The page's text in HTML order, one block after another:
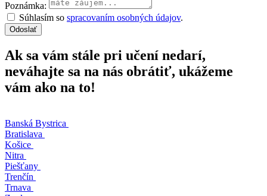
Poznámka:
Súhlasím so spracovaním osobných údajov.
Odoslať
Ak sa vám stále pri učení nedarí,
neváhajte sa na nás obrátiť, ukážeme
vám ako na to!
Banská Bystrica
Bratislava
Košice
Nitra
Piešťany
Trenčín
Trnava